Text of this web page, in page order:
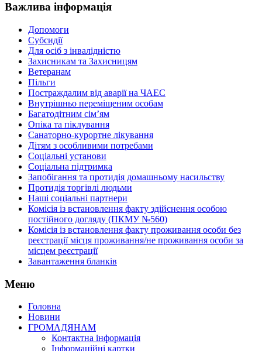
Важлива інформація
Допомоги
Субсидії
Для осіб з інвалідністю
Захисникам та Захисницям
Ветеранам
Пільги
Постраждалим від аварії на ЧАЕС
Внутрішньо переміщеним особам
Багатодітним сім’ям
Опіка та піклування
Санаторно-курортне лікування
Дітям з особливими потребами
Соціальні установи
Соціальна підтримка
Запобігання та протидія домашньому насильству
Протидія торгівлі людьми
Наші соціальні партнери
Комісія із встановлення факту здійснення особою
постійного догляду (ПКМУ №560)
Комісія із встановлення факту проживання особи без
реєстрації місця проживання/не проживання особи за
місцем реєстрації
Завантаження бланків
Меню
Головна
Новини
ГРОМАДЯНАМ
Контактна інформація
Інформаційні картки